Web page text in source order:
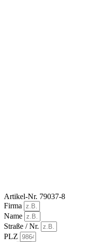
Artikel-Nr. 79037-8
Firma
Name
Straße / Nr.
PLZ